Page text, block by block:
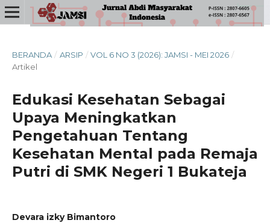
BERANDA / ARSIP / VOL 6 NO 3 (2026): JAMSI - MEI 2026 /
Artikel
Edukasi Kesehatan Sebagai
Upaya Meningkatkan
Pengetahuan Tentang
Kesehatan Mental pada Remaja
Putri di SMK Negeri 1 Bukateja
Devara izky Bimantoro